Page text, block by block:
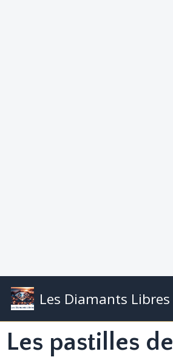
Les Diamants Libres
Les pastilles de